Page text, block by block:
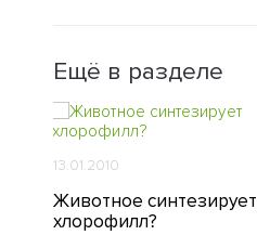
Ещё в разделе
13.01.2010
Животное синтезирует
хлорофилл?